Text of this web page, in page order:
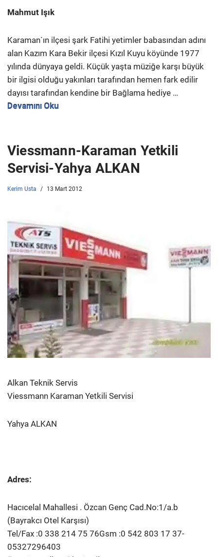
Mahmut Işık
Karaman`ın ilçesi şark Fatihi yetimler babasından adını
alan Kazım Kara Bekir ilçesi Kızıl Kuyu köyünde 1977
yılında dünyaya geldi. Küçük yaşta müziğe karşı büyük
bir ilgisi olduğu yakınları tarafından hemen fark edilir
dayısı tarafından kendine bir Bağlama hediye …
Devamını Oku
Viessmann-Karaman Yetkili
Servisi-Yahya ALKAN
Kerim Usta 13 Mart 2012
Alkan Teknik Servis
Viessmann Karaman Yetkili Servisi
Yahya ALKAN
Adres:
Hacıcelal Mahallesi . Özcan Genç Cad.No:1/a.b
(Bayrakcı Otel Karşısı)
Tel/Fax :0 338 214 75 76Gsm :0 542 803 17 37-
05327296403